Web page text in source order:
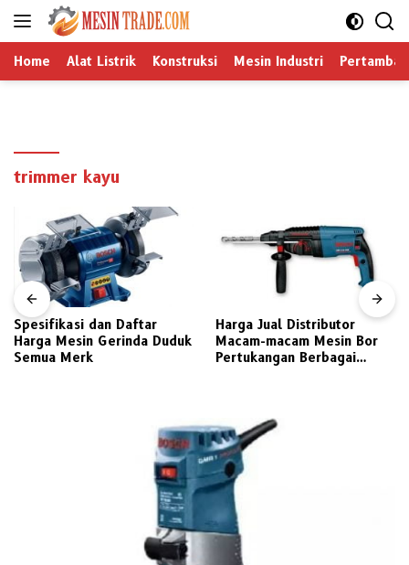
Langsung
Home Alat Listrik Konstruksi Mesin Industri
trimmer kayu
Spesifikasi dan Daftar
Harga Mesin Gerinda Duduk
Semua Merk
Harga Jual Distributor
Macam-macam Mesin Bor
Pertukangan Berbagai